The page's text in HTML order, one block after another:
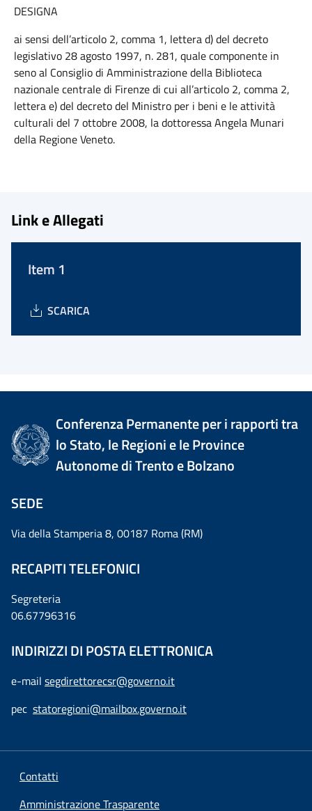
DESIGNA
ai sensi dell’articolo 2, comma 1, lettera d) del decreto
legislativo 28 agosto 1997, n. 281, quale componente in
seno al Consiglio di Amministrazione della Biblioteca
nazionale centrale di Firenze di cui all’articolo 2, comma 2,
lettera e) del decreto del Ministro per i beni e le attività
culturali del 7 ottobre 2008, la dottoressa Angela Munari
della Regione Veneto.
Link e Allegati
Item 1
SCARICA
Conferenza Permanente per i rapporti tra
lo Stato, le Regioni e le Province
Autonome di Trento e Bolzano
SEDE
Via della Stamperia 8, 00187 Roma (RM)
RECAPITI TELEFONICI
Segreteria
06.67796316
INDIRIZZI DI POSTA ELETTRONICA
e-mail segdirettorecsr@governo.it
pec statoregioni@mailbox.governo.it
Contatti
Amministrazione Trasparente